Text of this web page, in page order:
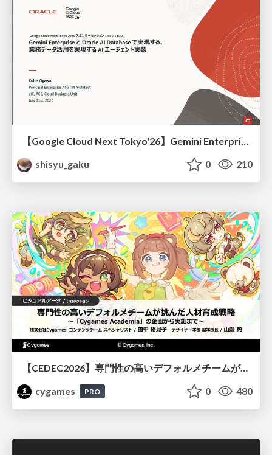
【Google Cloud Next Tokyo'26】Gemini Enterprise と Oracle AI Database で実現する、 業務データ活用を実現する AI エージェント実装
shisyu_gaku
0 210
【CEDEC2026】専門性の高いデフォルメチームが挑んだ人材育成戦略 〜Cygames Academiaの企画から実施まで〜
cygames
PRO 0 480